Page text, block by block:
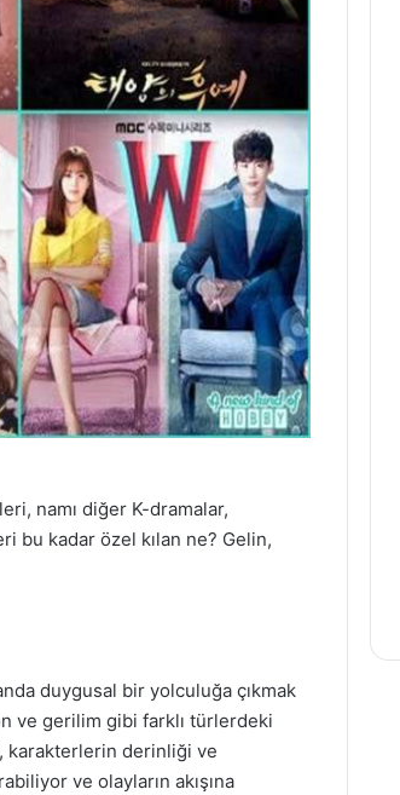
namı diğer K-dramalar,
bu kadar özel kılan ne? Gelin,
duygusal bir yolculuğa çıkmak
ve gerilim gibi farklı türlerdeki
karakterlerin derinliği ve
ve olayların akışına